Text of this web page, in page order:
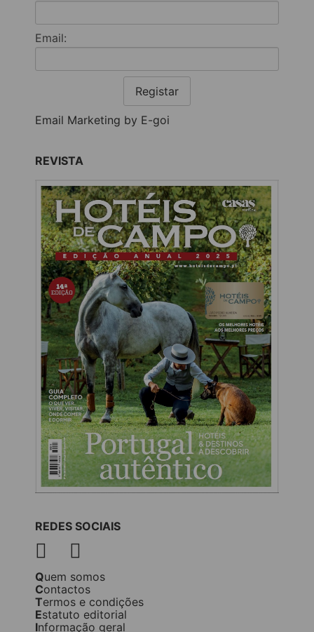
Email:
Registar
Email Marketing by E-goi
REVISTA
REDES SOCIAIS
Quem somos
Contactos
Termos e condições
Estatuto editorial
Informação geral